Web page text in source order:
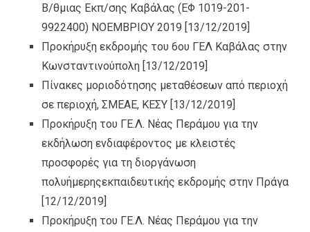
Β/θμιας Εκπ/σης Καβάλας (ΕΦ 1019-201-
9922400) ΝΟΕΜΒΡΙΟΥ 2019 [13/12/2019]
Προκήρυξη εκδρομής του 6ου ΓΕΛ Καβάλας στην
Κωνσταντινούπολη [13/12/2019]
Πίνακες μοριοδότησης μεταθέσεων από περιοχή
σε περιοχή, ΣΜΕΑΕ, ΚΕΣΥ [13/12/2019]
Προκήρυξη του ΓΕ.Λ. Νέας Περάμου για την
εκδήλωση ενδιαφέροντος με κλειστές
προσφορές για τη διοργάνωση
πολυήμερηςεκπαιδευτικής εκδρομής στην Πράγα
[12/12/2019]
Προκήρυξη του ΓΕ.Λ. Νέας Περάμου για την